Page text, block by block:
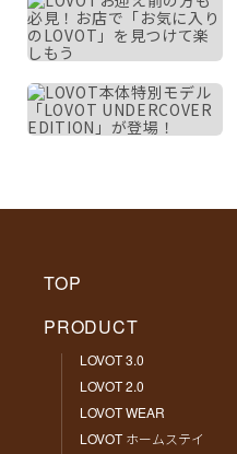
TOP
PRODUCT
LOVOT 3.0
LOVOT 2.0
LOVOT WEAR
LOVOT ホームステイ